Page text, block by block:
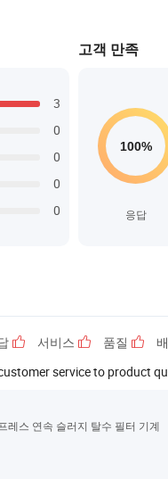
3
0
0
0
0
고객 만족
응답
서비스 품질
service to product
레스 연속 슬러지 탈수 필터 기계